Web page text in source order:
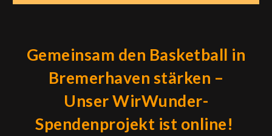
Gemeinsam den Basketball in
Bremerhaven stärken –
Unser WirWunder-
Spendenprojekt ist online!